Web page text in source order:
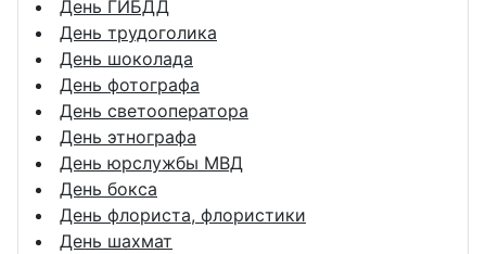
День ГИБДД
День трудоголика
День шоколада
День фотографа
День светооператора
День этнографа
День юрслужбы МВД
День бокса
День флориста, флористики
День шахмат